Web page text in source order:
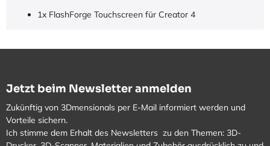
1x FlashForge Touchscreen für Creator 4
Jetzt beim Newsletter anmelden
Zukünftig von 3Dmensionals per E-Mail informiert werden und
Vorteile sichern.
Ich stimme dem Erhalt des Newsletters zu den Themen: 3D-